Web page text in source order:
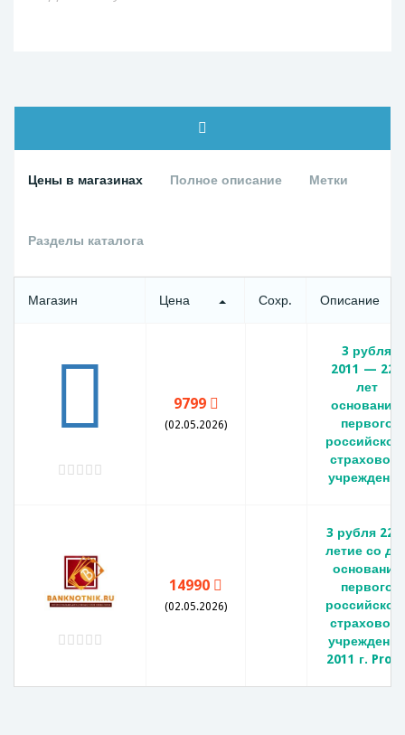
Цены в магазинах Полное описание Метки
Разделы каталога
Магазин Цена Сохр. Описание
9799
(02.05.2026)
3 рубля
2011 — 225
лет
основанию
первого
страхового
учреждения
14990
(02.05.2026)
3 рубля
летие со
основания
первого
страхового
учреждения
2011 г.